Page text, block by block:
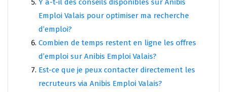
Y a-t-il des conseils disponibles sur Anibis
Emploi Valais pour optimiser ma recherche
d’emploi?
Combien de temps restent en ligne les offres
d’emploi sur Anibis Emploi Valais?
Est-ce que je peux contacter directement les
recruteurs via Anibis Emploi Valais?